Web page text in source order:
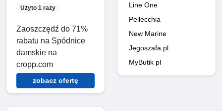
Użyto 1 razy
Zaoszczędź do 71%
rabatu na Spódnice
damskie na
cropp.com
zobacz ofertę
Line One
Pellecchia
New Marine
Jegoszafa pl
MyButik pl